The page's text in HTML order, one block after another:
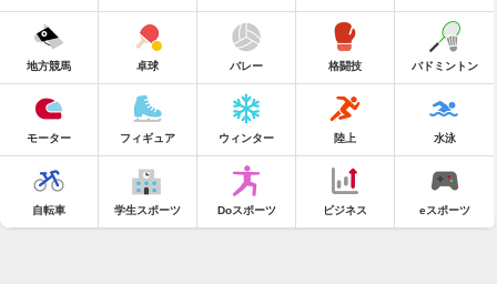
地方競馬 卓球 バレー 格闘技 バドミントン
モーター フィギュア ウィンター 陸上 水泳
自転車 学生スポーツ Doスポーツ ビジネス eスポーツ